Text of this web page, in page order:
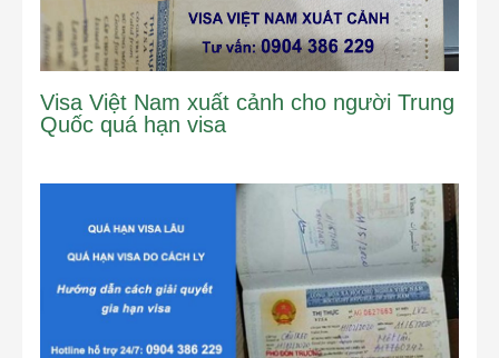
Visa Việt Nam xuất cảnh cho người Trung
Quốc quá hạn visa